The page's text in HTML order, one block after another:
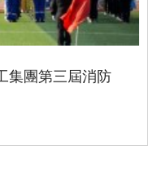
集團第三屆消防